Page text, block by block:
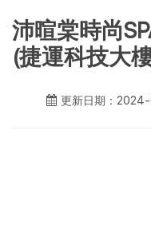
沛暄棠時尚
(捷運科技大
更新日期：